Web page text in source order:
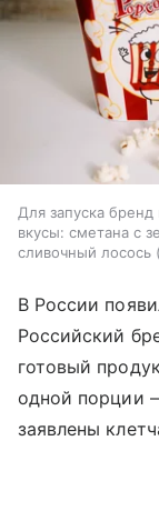
Для запуска
вкусы: сметана с
сливочный лосось
В России
Российский
готовый
одной порции
заявлены